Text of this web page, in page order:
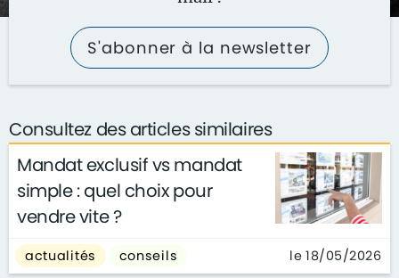
S'abonner à la newsletter
Consultez des articles similaires
Mandat exclusif vs mandat
simple : quel choix pour
vendre vite ?
actualités conseils le 18/05/2026